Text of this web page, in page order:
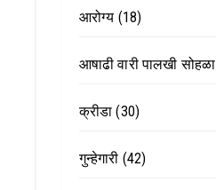
आरोग्य (18)
आषाढी वारी पालखी सोहळा
क्रीडा (30)
गुन्हेगारी (42)